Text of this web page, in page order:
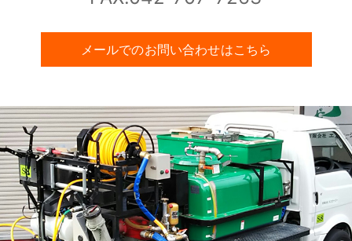
メールでのお問い合わせはこちら